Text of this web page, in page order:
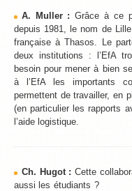
A. Muller : Grâce à ce
depuis 1981, le nom de
française à Thasos. Le
deux institutions : l’EfA
besoin pour mener à bien
à l’EfA les importants
permettent de travailler, en
(en particulier les rapports
l’aide logistique.
Ch. Hugot : Cette
aussi les étudiants ?